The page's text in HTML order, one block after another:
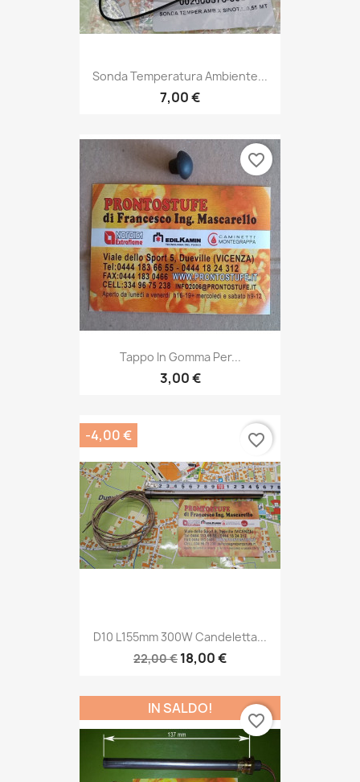
Sonda Temperatura Ambiente...
7,00 €
Tappo In Gomma Per...
3,00 €
favorite_border
D10 L155mm 300W Candeletta...
22,00 € 18,00 €
-4,00 € favorite_border
IN SALDO!
favorite_border